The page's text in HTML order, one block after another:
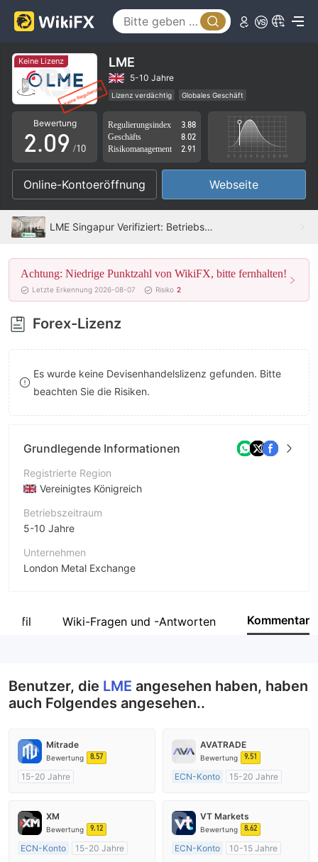
Keine Lizenz LME
5-10 Jahre
Lizenz verdächtig
Globales Geschäft
Hohes potenzielles Risiko
Bewertung
0
1
2
3
4
5
6
7
8
9
.0
1
2
3
4
5
6
7
8
9
5
6
7
8
9 /10
Regulierungsindex
3.88
Geschäfts
8.02
Risikomanagement
2.91
Online-Kontoeröffnung Webseite
LME Singapur Verifiziert: Betriebsbüro bestätigt
Achtung: Niedrige Punktzahl von WikiFX, bitte fernhalten!
Letzte Erkennung 2026-08-07 Risiko 2
Forex-Lizenz
Es wurde keine Devisenhandelslizenz gefunden. Bitte
beachten Sie die Risiken.
Grundlegende Informationen
Registrierte Region
Vereinigtes Königreich
Betriebszeitraum
5-10 Jahre
Unternehmen
London Metal Exchange
Unternehmensmitarbeiter
Wiki-Fragen und -Antworten Kommentar
Benutzer, die LME angesehen haben, haben
auch Folgendes angesehen..
Mitrade
Bewertung 8.57
15-20 Jahre
Market Making (MM)
Selbstforschung
AVATRADE
Bewertung 9.51
ECN-Konto
15-20 Jahre
Market Making (MM)
MT4-Volllizenz
XM
Bewertung 9.12
ECN-Konto
15-20 Jahre
VT Markets
Bewertung 8.62
ECN-Konto
10-15 Jahre